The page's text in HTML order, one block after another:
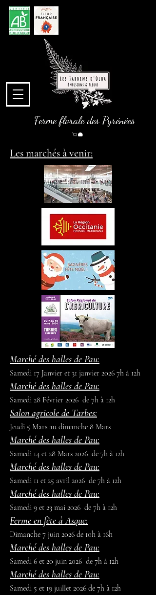
Ferme florale des Pyrénées
Les marchés à venir:
Marché des halles de Pau:
Samedi 17 Janvier et 31 janvier 2026 7h à 12h
Marché des halles de Pau:
Samedi 28 Février 2026 de 7h à 12h
Salon agricole de Tarbes:
Jeudi 5 Mars au dimanche 8 Mars
Marché des halles de Pau:
Samedi 14 et 28 Mars 2026 de 7h à 12h
Marché des halles de Pau:
Samedi 11 et 25 avril 2026 de 7h à 12h
Marché des halles de Pau:
Samedi 9 et 23 mai 2026 de 7h à 12h
Ferme en fête à Asque:
Dimanche 7 juin 2026 de 10h à 16h
Marché des halles de Pau:
Samedi 6 et 20 juin 2026 de 7h à 12h
Marché des halles de Pau:
Samedi 5 et 19 juillet 2026 de 7h à 12h